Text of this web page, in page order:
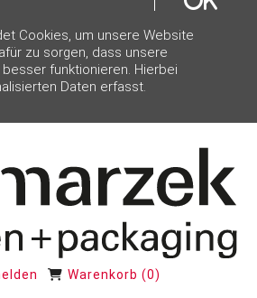
Cookies, um unsere Website
zu sorgen, dass unsere
funktionieren. Hierbei
Daten erfasst.
Warenkorb (0)